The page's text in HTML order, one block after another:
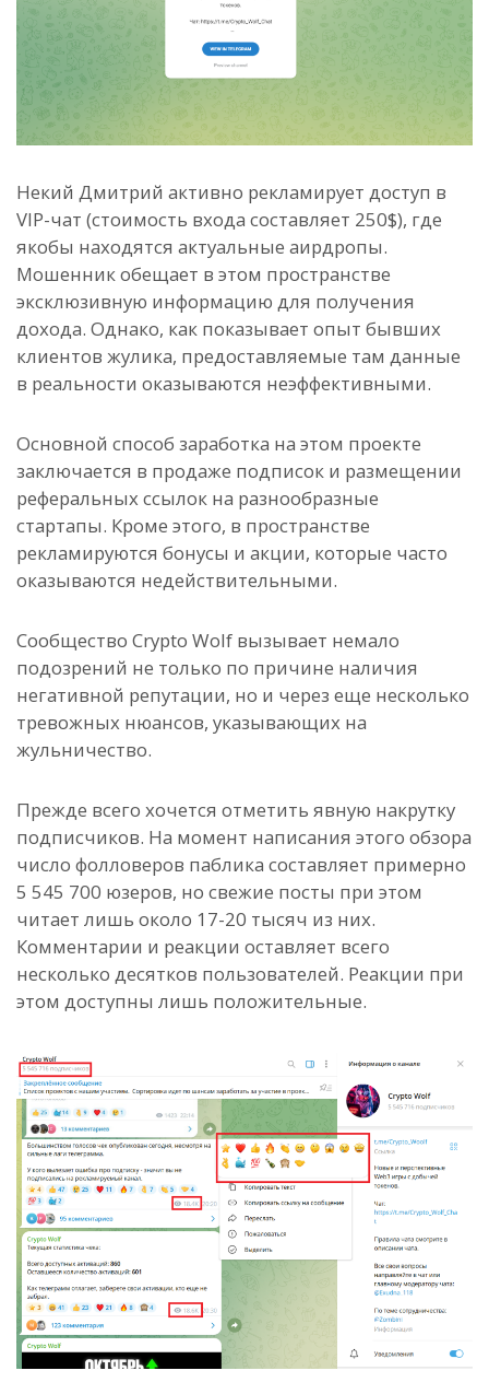
Некий Дмитрий активно рекламирует доступ в
VIP-чат (стоимость входа составляет 250$), где
якобы находятся актуальные аирдропы.
Мошенник обещает в этом пространстве
эксклюзивную информацию для получения
дохода. Однако, как показывает опыт бывших
клиентов жулика, предоставляемые там данные
в реальности оказываются неэффективными.
Основной способ заработка на этом проекте
заключается в продаже подписок и размещении
реферальных ссылок на разнообразные
стартапы. Кроме этого, в пространстве
рекламируются бонусы и акции, которые часто
оказываются недействительными.
Сообщество Crypto Wolf вызывает немало
подозрений не только по причине наличия
негативной репутации, но и через еще несколько
тревожных нюансов, указывающих на
жульничество.
Прежде всего хочется отметить явную накрутку
подписчиков. На момент написания этого обзора
число фолловеров паблика составляет примерно
5 545 700 юзеров, но свежие посты при этом
читает лишь около 17-20 тысяч из них.
Комментарии и реакции оставляет всего
несколько десятков пользователей. Реакции при
этом доступны лишь положительные.